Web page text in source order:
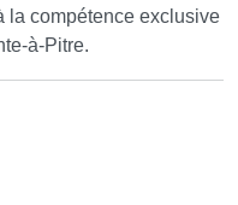
la compétence exclusive
à-Pitre.